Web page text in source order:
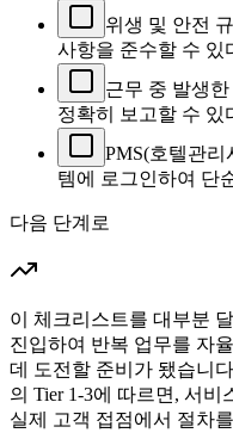
위생 및 안전
사항을 준수할 수 있
근무 중 발생
정확히 보고할 수 있
PMS(호텔관리
템에 로그인하여 단
다음 단계로
이 체크리스트를 대부분
진입하여 반복 업무를 자
데 도전할 준비가 됐습니
의 Tier 1-3에 따르면, 서
실제 고객 접점에서 절차